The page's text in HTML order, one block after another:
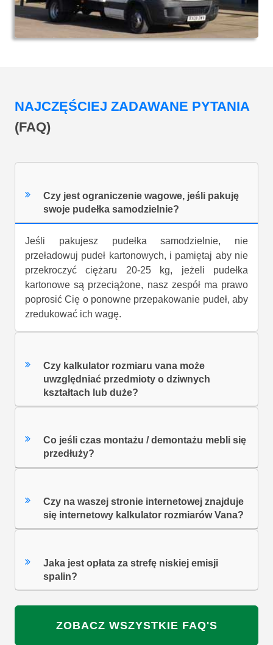
NAJCZĘŚCIEJ ZADAWANE PYTANIA
(FAQ)
Czy jest ograniczenie wagowe, jeśli pakuję
swoje pudełka samodzielnie?
Jeśli pakujesz pudełka samodzielnie, nie
przeładowuj pudeł kartonowych, i pamiętaj aby nie
przekroczyć ciężaru 20-25 kg, jeżeli pudełka
kartonowe są przeciążone, nasz zespół ma prawo
poprosić Cię o ponowne przepakowanie pudeł, aby
zredukować ich wagę.
Czy kalkulator rozmiaru vana może
uwzględniać przedmioty o dziwnych
kształtach lub duże?
Co jeśli czas montażu / demontażu mebli się
przedłuży?
Czy na waszej stronie internetowej znajduje
się internetowy kalkulator rozmiarów Vana?
Jaka jest opłata za strefę niskiej emisji
spalin?
ZOBACZ WSZYSTKIE FAQ'S